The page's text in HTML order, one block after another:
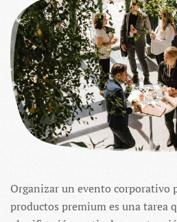
Organizar un evento corporativo
productos premium es una tarea